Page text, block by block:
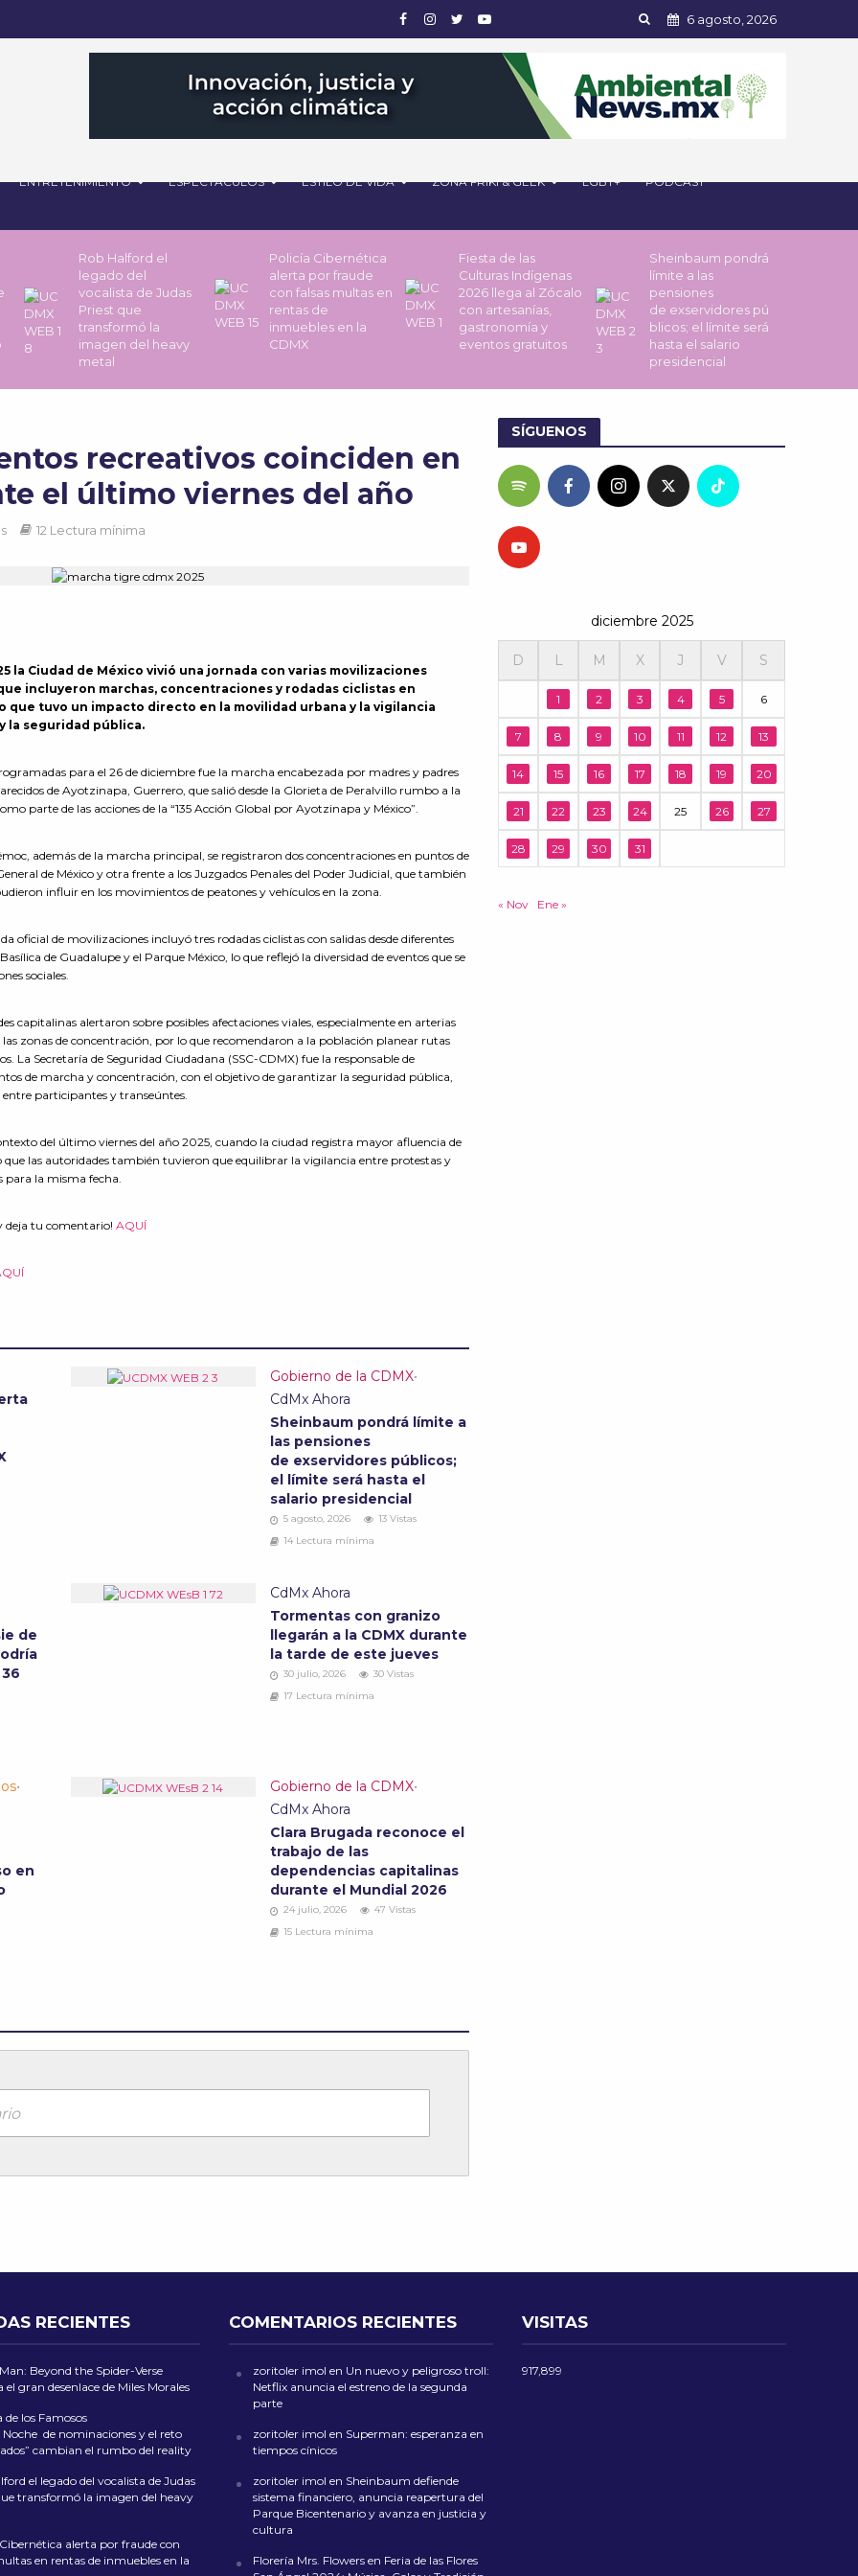
6 agosto, 2026
ENTRETENIMIENTO ESPECTÁCULOS ESTILO DE VIDA ZONA FRIKI & GEEK LGBT+ PODCAST
Rob Halford el
legado del
vocalista de Judas
Priest que
transformó la
imagen del heavy
metal
Policía Cibernética
alerta por fraude
con falsas multas en
rentas de
inmuebles en la
CDMX
Fiesta de las
Culturas Indígenas
2026 llega al Zócalo
con artesanías,
gastronomía y
eventos gratuitos
Sheinbaum pondrá
límite a las
pensiones
de exservidores pú
blicos; el límite será
hasta el salario
presidencial
recreativos coinciden en
el último viernes del año
12 Lectura mínima
la Ciudad de México vivió una jornada con varias movilizaciones
incluyeron marchas, concentraciones y rodadas ciclistas en
tuvo un impacto directo en la movilidad urbana y la vigilancia
la seguridad pública.
para el 26 de diciembre fue la marcha encabezada por madres y padres
de Ayotzinapa, Guerrero, que salió desde la Glorieta de Peralvillo rumbo a la
parte de las acciones de la “135 Acción Global por Ayotzinapa y México”.
además de la marcha principal, se registraron dos concentraciones en puntos de
de México y otra frente a los Juzgados Penales del Poder Judicial, que también
influir en los movimientos de peatones y vehículos en la zona.
oficial de movilizaciones incluyó tres rodadas ciclistas con salidas desde diferentes
de Guadalupe y el Parque México, lo que reflejó la diversidad de eventos que se
sociales.
capitalinas alertaron sobre posibles afectaciones viales, especialmente en arterias
zonas de concentración, por lo que recomendaron a la población planear rutas
La Secretaría de Seguridad Ciudadana (SSC-CDMX) fue la responsable de
de marcha y concentración, con el objetivo de garantizar la seguridad pública,
participantes y transeúntes.
del último viernes del año 2025, cuando la ciudad registra mayor afluencia de
que las autoridades también tuvieron que equilibrar la vigilancia entre protestas y
para la misma fecha.
deja tu comentario!AQUÍ
Gobierno de la CDMX•
CdMx Ahora
Sheinbaum pondrá límite a
las pensiones
de exservidores públicos;
el límite será hasta el
salario presidencial
5 agosto, 2026
13 Vistas
14 Lectura mínima
de
CdMx Ahora
Tormentas con granizo
llegarán a la CDMX durante
la tarde de este jueves
30 julio, 2026
30 Vistas
17 Lectura mínima
•
en
Gobierno de la CDMX•
CdMx Ahora
Clara Brugada reconoce el
trabajo de las
dependencias capitalinas
durante el Mundial 2026
24 julio, 2026
47 Vistas
15 Lectura mínima
SÍGUENOS
diciembre 2025
D L M X J V S
1 2 3 4 5 6
7 8 9 10 11 12 13
14 15 16 17 18 19 20
21 22 23 24 25 26 27
28 29 30 31
« Nov Ene »
RECIENTES
Beyond the Spider-Verse
el gran desenlace de Miles Morales
de los Famosos
Noche de nominaciones y el reto
cambian el rumbo del reality
el legado del vocalista de Judas
transformó la imagen del heavy
alerta por fraude con
en rentas de inmuebles en la
COMENTARIOS RECIENTES
zoritoler imol en Un nuevo y peligroso troll:
Netflix anuncia el estreno de la segunda
parte
zoritoler imol en Superman: esperanza en
tiempos cínicos
zoritoler imol en Sheinbaum defiende
sistema financiero, anuncia reapertura del
Parque Bicentenario y avanza en justicia y
cultura
Florería Mrs. Flowers en Feria de las Flores
VISITAS
917,899